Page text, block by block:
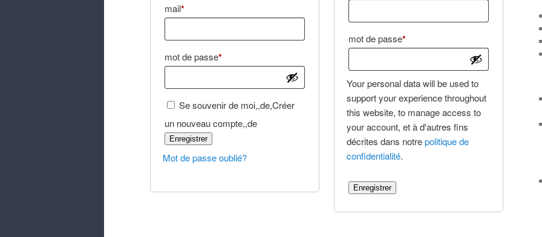
mail*Nécessaire
mot de passe*Nécessaire
Se souvenir de moi,,de,Créer
un nouveau compte,,de
Enregistrer
Mot de passe oublié?
mot de passe*Nécessaire
Your personal data will be used to
support your experience throughout
this website, to manage access to
your account, et à d'autres fins
décrites dans notrepolitique de
confidentialité.
Enregistrer